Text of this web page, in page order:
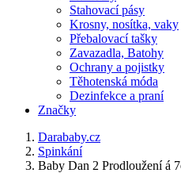
Stahovací pásy
Krosny, nosítka, vaky
Přebalovací tašky
Zavazadla, Batohy
Ochrany a pojistky
Těhotenská móda
Dezinfekce a praní
Značky
Darababy.cz
Spinkání
Baby Dan 2 Prodloužení á